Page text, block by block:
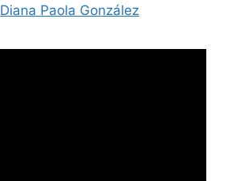
Diana Paola González